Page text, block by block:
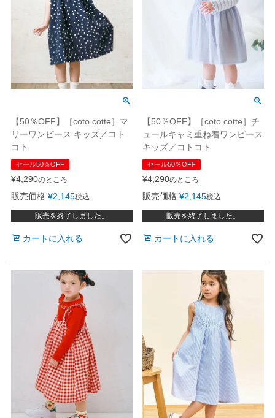
【50％OFF】［coto cotte］マ
リーワンピース キッズ／コト
コト
セール50％OFF
¥4,290のところ
販売価格 ¥2,145税込
販売を終了しました。
カートに入れる
【50％OFF】［coto cotte］チ
ュールキャミ重ね着ワンピース
キッズ／コトコト
セール50％OFF
¥4,290のところ
販売価格 ¥2,145税込
販売を終了しました。
カートに入れる